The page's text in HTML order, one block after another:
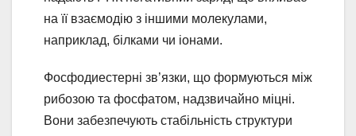
на її взаємодію з іншими молекулами,
наприклад, білками чи іонами.
Фосфодиестерні зв’язки, що формуються між
рибозою та фосфатом, надзвичайно міцні.
Вони забезпечують стабільність структури